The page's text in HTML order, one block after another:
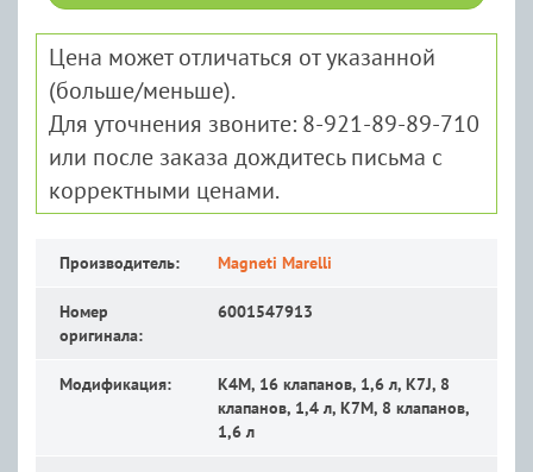
Цена может отличаться от указанной
(больше/меньше).
Для уточнения звоните: 8-921-89-89-710
или после заказа дождитесь письма с
корректными ценами.
Производитель: Magneti Marelli
Номер
оригинала:
6001547913
Модификация:
K4M, 16 клапанов, 1,6 л, K7J, 8
клапанов, 1,4 л, K7M, 8 клапанов,
1,6 л